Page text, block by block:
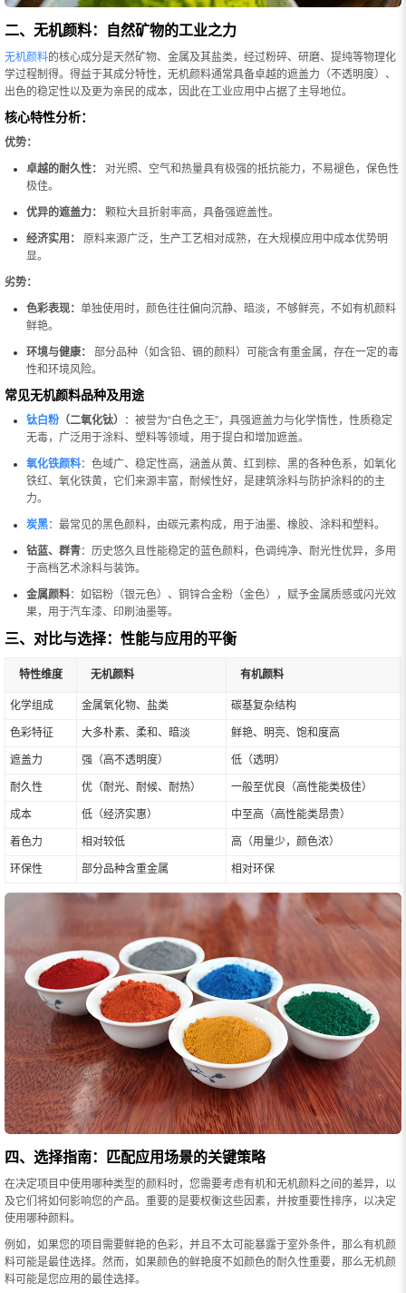
二、无机颜料：自然矿物的工业之力
无机颜料的核心成分是天然矿物、金属及其盐类，经过粉碎、研磨、提纯等物理化
学过程制得。得益于其成分特性，无机颜料通常具备卓越的遮盖力（不透明度）、
出色的稳定性以及更为亲民的成本，因此在工业应用中占据了主导地位。
核心特性分析：
优势：
卓越的耐久性：
对光照、空气和热量具有极强的抵抗能力，不易褪色，保色性
极佳。
优异的遮盖力： 颗粒大且折射率高，具备强遮盖性。
经济实用：
原料来源广泛，生产工艺相对成熟，在大规模应用中成本优势明
显。
劣势：
色彩表现： 单独使用时，颜色往往偏向沉静、暗淡，不够鲜亮，不如有机颜料
鲜艳。
环境与健康：
部分品种（如含铅、镉的颜料）可能含有重金属，存在一定的毒
性和环境风险。
常见无机颜料品种及用途
钛白粉 （二氧化钛）
：被誉为“白色之王”，具强遮盖力与化学惰性，性质稳定
无毒，广泛用于涂料、塑料等领域，用于提白和增加遮盖。
氧化铁颜料：色域广、稳定性高，涵盖从黄、红到棕、黑的各种色系，如氧化
铁红、氧化铁黄，它们来源丰富，耐候性好，是建筑涂料与防护涂料的的主
力。
炭黑：最常见的黑色颜料，由碳元素构成，用于油墨、橡胶、涂料和塑料。
钴蓝、群青：历史悠久且性能稳定的蓝色颜料，色调纯净、耐光性优异，多用
于高档艺术涂料与装饰。
金属颜料：如铝粉（银元色）、铜锌合金粉（金色），赋予金属质感或闪光效
果，用于汽车漆、印刷油墨等。
三、对比与选择：性能与应用的平衡
特性维度 无机颜料 有机颜料
化学组成 金属氧化物、盐类 碳基复杂结构
色彩特征 大多朴素、柔和、暗淡 鲜艳、明亮、饱和度高
遮盖力 强（高不透明度） 低（透明）
耐久性 优（耐光、耐候、耐热） 一般至优良（高性能类极佳）
成本 低（经济实惠） 中至高（高性能类昂贵）
着色力 相对较低 高（用量少，颜色浓）
环保性 部分品种含重金属 相对环保
四、选择指南：匹配应用场景的关键策略
在决定项目中使用哪种类型的颜料时，您需要考虑有机和无机颜料之间的差异，以
及它们将如何影响您的产品。重要的是要权衡这些因素，并按重要性排序，以决定
使用哪种颜料。
例如，如果您的项目需要鲜艳的色彩，并且不太可能暴露于室外条件，那么有机颜
料可能是最佳选择。然而，如果颜色的鲜艳度不如颜色的耐久性重要，那么无机颜
料可能是您应用的最佳选择。